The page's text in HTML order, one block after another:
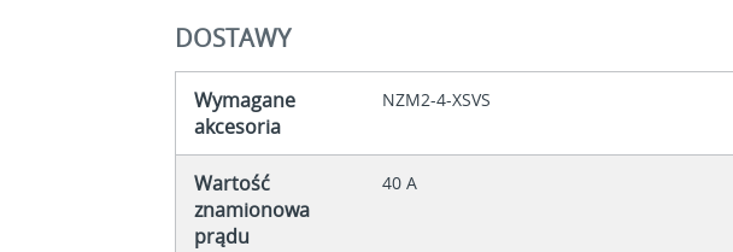
DOSTAWY
Wymagane
akcesoria
NZM2-4-XSVS
Wartość
znamionowa
prądu
40 A